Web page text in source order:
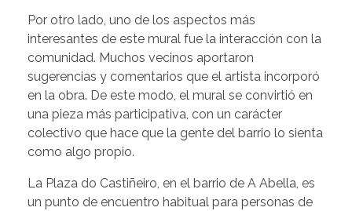
Por otro lado, uno de los aspectos más
interesantes de este mural fue la interacción con la
comunidad. Muchos vecinos aportaron
sugerencias y comentarios que el artista incorporó
en la obra. De este modo, el mural se convirtió en
una pieza más participativa, con un carácter
colectivo que hace que la gente del barrio lo sienta
como algo propio.
La Plaza do Castiñeiro, en el barrio de A Abella, es
un punto de encuentro habitual para personas de